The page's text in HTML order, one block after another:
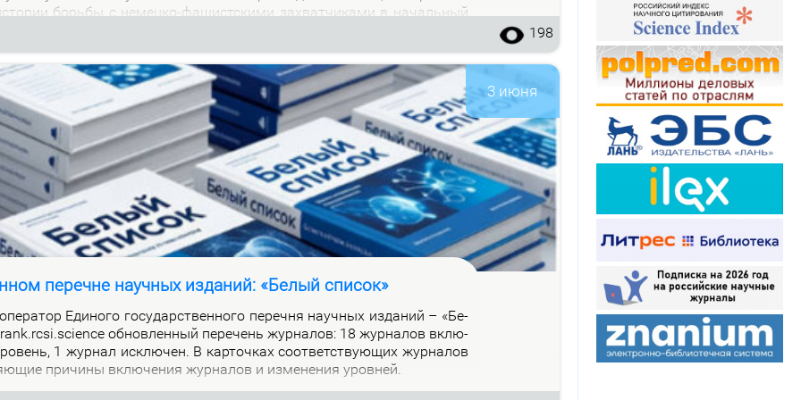
борь­бы с немец­ко-фа­шист­ски­ми за­хват­чи­ка­ми в на­чаль­ный
198
3 июня
перечне научных изданий: «Белый список»
Еди­но­го го­судар­ствен­но­го пе­реч­ня на­уч­ных из­да­ний – «Бе­
об­нов­лен­ный пе­ре­чень жур­на­лов: 18 жур­на­лов вклю­
1 жур­нал ис­клю­чен. В кар­точ­ках со­от­вет­ству­ю­щих жур­на­лов
при­чи­ны вклю­че­ния жур­на­лов и из­ме­не­ния уров­ней.